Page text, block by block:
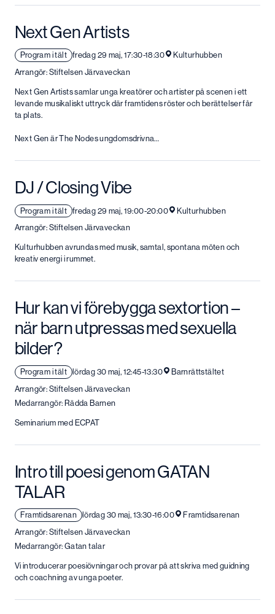
Next Gen Artists
Program i tält fredag 29 maj, 17:30-18:30
Kulturhubben
Arrangör: Stiftelsen Järvaveckan
Next Gen Artists samlar unga kreatörer och artister på scenen i ett
levande musikaliskt uttryck där framtidens röster och berättelser får
ta plats.
Next Gen är The Nodes ungdomsdrivna…
DJ / Closing Vibe
Program i tält fredag 29 maj, 19:00-20:00
Kulturhubben
Arrangör: Stiftelsen Järvaveckan
Kulturhubben avrundas med musik, samtal, spontana möten och
kreativ energi i rummet.
Hur kan vi förebygga sextortion –
när barn utpressas med sexuella
bilder?
Program i tält lördag 30 maj, 12:45-13:30
Barnrättstältet
Arrangör: Stiftelsen Järvaveckan
Medarrangör: Rädda Barnen
Seminarium med ECPAT
Intro till poesi genom GATAN
TALAR
Framtidsarenan lördag 30 maj, 13:30-16:00
Framtidsarenan
Arrangör: Stiftelsen Järvaveckan
Medarrangör: Gatan talar
Vi introducerar poesiövningar och provar på att skriva med guidning
och coachning av unga poeter.